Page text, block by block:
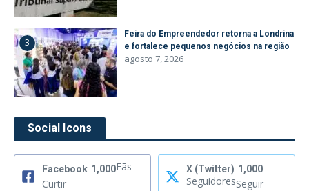
3
Feira do Empreendedor retorna a Londrina
e fortalece pequenos negócios na região
agosto 7, 2026
Social Icons
Facebook 1,000Fãs
Curtir
X (Twitter) 1,000
SeguidoresSeguir